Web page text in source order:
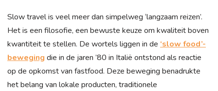
Slow travel is veel meer dan simpelweg ‘langzaam reizen’.
Het is een filosofie, een bewuste keuze om kwaliteit boven
kwantiteit te stellen. De wortels liggen in de ‘slow food’-
beweging die in de jaren ’80 in Italië ontstond als reactie
op de opkomst van fastfood. Deze beweging benadrukte
het belang van lokale producten, traditionele